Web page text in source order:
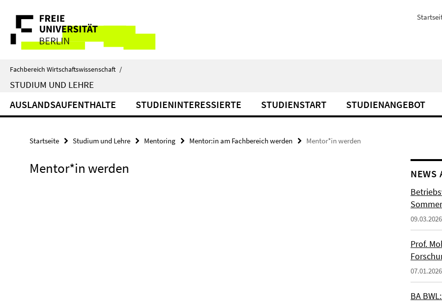
direkt
Inhalt
Service-
Navigation
Fachbereich Wirtschaftswissenschaft /
STUDIUM UND LEHRE
AUSLANDSAUFENTHALTE STUDIENINTERESSIERTE STUDIENSTART STUDIENANGEBOT
Startseite Studium und Lehre Mentoring Mentor:in am Fachbereich werden Mentor*in werden
Mentor*in werden NEWS
09.03.2026
Prof.
07.01.2026
BA